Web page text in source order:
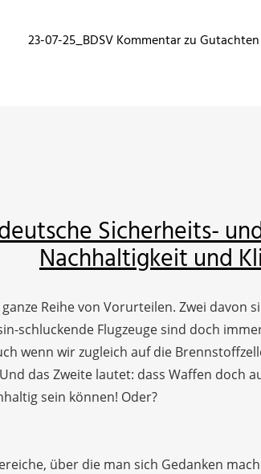
23-07-25_BDSV Kommentar zu
Sicherheits-
Nachhaltigkeit und
Reihe von Vorurteilen. Zwei davon
schluckende Flugzeuge sind doch
wenn wir zugleich auf die
das Zweite lautet: dass Waffen doch
sein können! Oder?
über die man sich Gedanken